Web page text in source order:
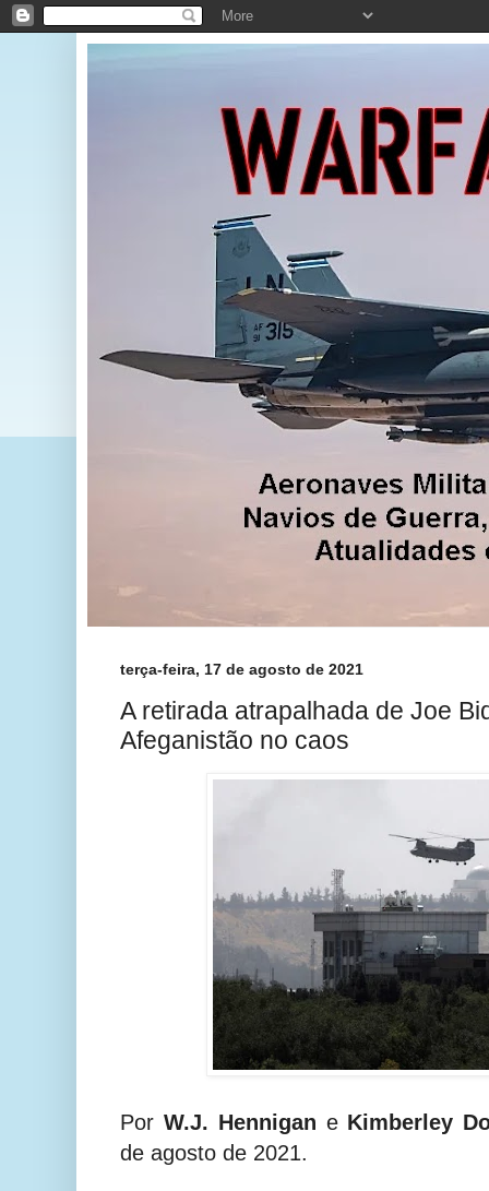
terça-feira, 17 de agosto de 2021
A retirada atrapalhada de Joe
Afeganistão no caos
Por W.J. Hennigan e Kimberley
de agosto de 2021.